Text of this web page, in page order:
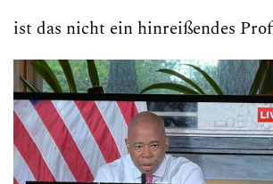
ist das nicht ein hinreißendes